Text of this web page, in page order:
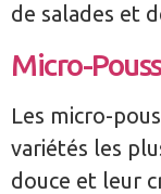
de salades et
Micro-
Les micro-
variétés les
douce et leur